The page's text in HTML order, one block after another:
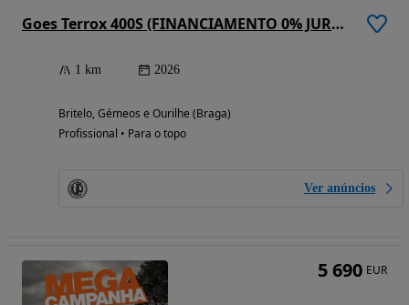
Goes Terrox 400S (FINANCIAMENTO 0% JUROS)
1 km 2026
Britelo, Gémeos e Ourilhe (Braga)
Profissional • Para o topo
Ver anúncios
5 690 EUR